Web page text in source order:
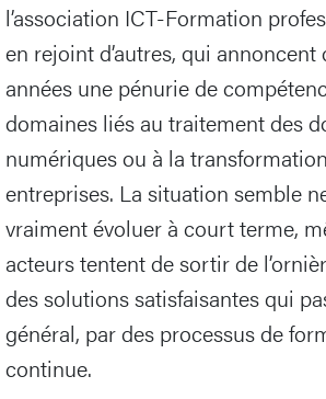
l’association ICT-Formation
en rejoint d’autres, qui annoncent
années une pénurie de
domaines liés au traitement des
numériques ou à la
entreprises. La situation semble
vraiment évoluer à court terme,
acteurs tentent de sortir de
des solutions satisfaisantes qui
général, par des processus de
continue.